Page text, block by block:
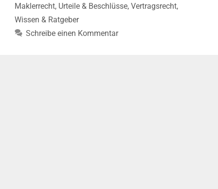
Absage
einer
Veranstaltung
Maklerrecht, Urteile & Beschlüsse, Vertragsrecht,
Wissen & Ratgeber
Schreibe einen Kommentar